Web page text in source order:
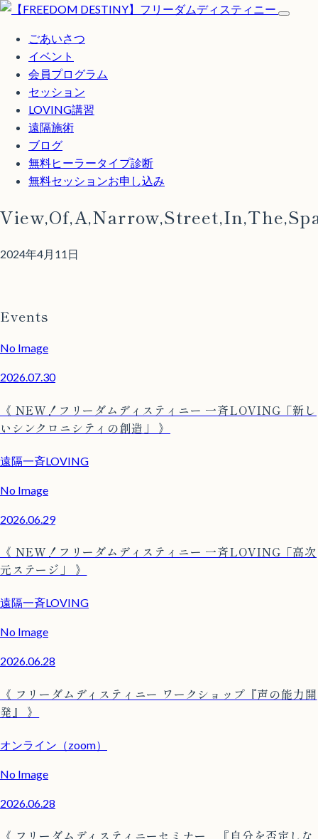
ごあいさつ
イベント
会員プログラム
セッション
LOVING講習
遠隔施術
ブログ
無料ヒーラータイプ診断
無料セッションお申し込み
2024年4月11日
Events
No Image
2026.07.30
《 NEW！フリーダムディスティニー 一斉LOVING「新し
いシンクロニシティの創造」 》
遠隔一斉LOVING
No Image
2026.06.29
《 NEW！フリーダムディスティニー 一斉LOVING「高次
元ステージ」 》
遠隔一斉LOVING
No Image
2026.06.28
《 フリーダムディスティニー ワークショップ『声の能力開
発』 》
オンライン（zoom）
No Image
2026.06.28
《 フリーダムディスティニーセミナー 『自分を否定しな